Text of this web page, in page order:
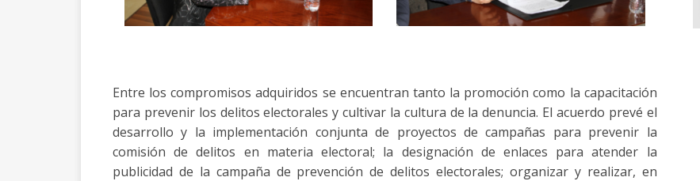
Entre los compromisos adquiridos se encuentran tanto la promoción como la capacitación
para prevenir los delitos electorales y cultivar la cultura de la denuncia. El acuerdo prevé el
desarrollo y la implementación conjunta de proyectos de campañas para prevenir la
comisión de delitos en materia electoral; la designación de enlaces para atender la
publicidad de la campaña de prevención de delitos electorales; organizar y realizar, en